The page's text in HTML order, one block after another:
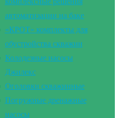
автоматизации на баке
«КРОТ» комплекты для
обустройства скважин
Колодезные насосы
Джилекс
Оголовки скважинные
Погружные дренажные
насосы